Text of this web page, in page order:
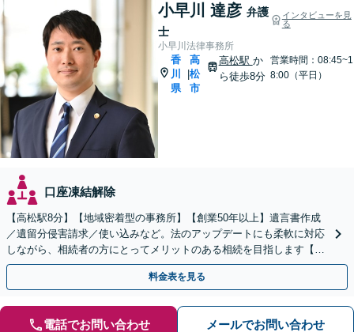
小早川 達彦 弁護
士
インタビューを見
る
小早川法律事務所
香
川
県
高
松
市
高松駅 か
ら徒歩8分
営業時間：08:45~1
8:00（平日）
口座凍結解除
【高松駅8分】【地域密着型の事務所】【創業50年以上】遺言書作成
／遺留分侵害請求／使い込みなど。法のアップデートにも柔軟に対応
しながら、相続者の方にとってメリットのある相続を目指します【休
日／夜間面談OK（要予約）】
料金表を見る
電話でお問い合わせ メールでお問い合わせ